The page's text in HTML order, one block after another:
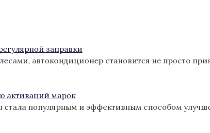
заправки
автокондиционер становится не просто
активаций марок
популярным и эффективным способом